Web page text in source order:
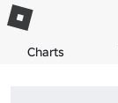
Charts